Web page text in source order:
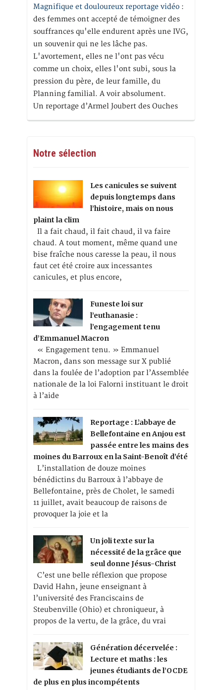
Magnifique et douloureux reportage vidéo :
des femmes ont accepté de témoigner des
souffrances qu'elle endurent après une IVG,
un souvenir qui ne les lâche pas.
L'avortement, elles ne l'ont pas vécu
comme un choix, elles l'ont subi, sous la
pression du père, de leur famille, du
Planning familial. A voir absolument.
Un reportage d’Armel Joubert des Ouches
Notre sélection
Les canicules se suivent
depuis longtemps dans
l’histoire, mais on nous
plaint la clim
Il a fait chaud, il fait chaud, il va faire
chaud. A tout moment, même quand une
bise fraîche nous caresse la peau, il nous
faut cet été croire aux incessantes
canicules, et plus encore,
Funeste loi sur
l’euthanasie :
l’engagement tenu
d’Emmanuel Macron
« Engagement tenu. » Emmanuel
Macron, dans son message sur X publié
dans la foulée de l’adoption par l’Assemblée
nationale de la loi Falorni instituant le droit
à l’aide
Reportage : L’abbaye de
Bellefontaine en Anjou est
passée entre les mains des
moines du Barroux en la Saint-Benoît d’été
L’installation de douze moines
bénédictins du Barroux à l’abbaye de
Bellefontaine, près de Cholet, le samedi
11 juillet, avait beaucoup de raisons de
provoquer la joie et la
Un joli texte sur la
nécessité de la grâce que
seul donne Jésus-Christ
C’est une belle réflexion que propose
David Hahn, jeune enseignant à
l’université des Franciscains de
Steubenville (Ohio) et chroniqueur, à
propos de la vertu, de la grâce, du vrai
Génération décervelée :
Lecture et maths : les
jeunes étudiants de l’OCDE
de plus en plus incompétents